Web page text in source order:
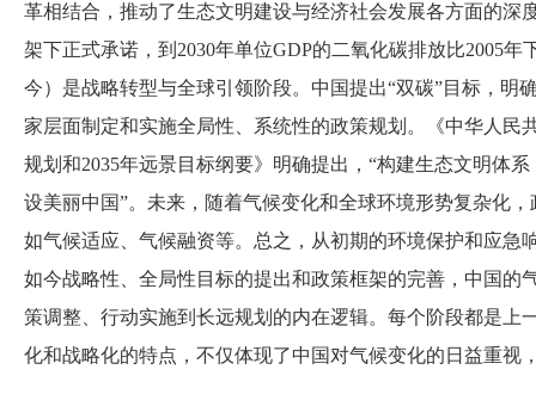
革相结合，推动了生态文明建设与经济社会发展各方面的深
架下正式承诺，到2030年单位GDP的二氧化碳排放比2005年
今）是战略转型与全球引领阶段。中国提出“双碳”目标，明
家层面制定和实施全局性、系统性的政策规划。《中华人民
规划和2035年远景目标纲要》明确提出，“构建生态文明体
设美丽中国”。未来，随着气候变化和全球环境形势复杂化
如气候适应、气候融资等。总之，从初期的环境保护和应急
如今战略性、全局性目标的提出和政策框架的完善，中国的
策调整、行动实施到长远规划的内在逻辑。每个阶段都是上
化和战略化的特点，不仅体现了中国对气候变化的日益重视